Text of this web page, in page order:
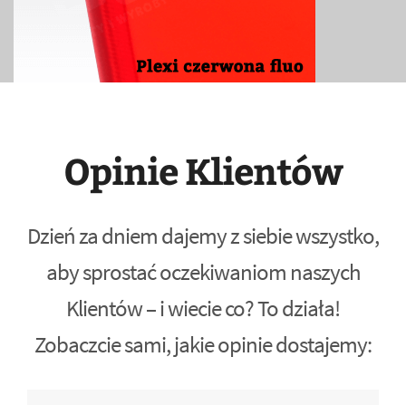
Opinie Klientów
Dzień za dniem dajemy z siebie wszystko,
aby sprostać oczekiwaniom naszych
Klientów – i wiecie co? To działa!
Zobaczcie sami, jakie opinie dostajemy: